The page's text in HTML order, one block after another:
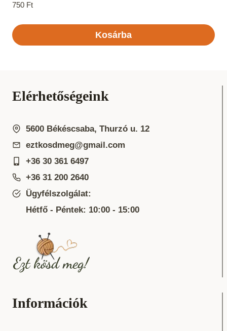
750 Ft
Kosárba
Elérhetőségeink
5600 Békéscsaba, Thurzó u. 12
eztkosdmeg@gmail.com
+36 30 361 6497
+36 31 200 2640
Ügyfélszolgálat:
Hétfő - Péntek: 10:00 - 15:00
Információk